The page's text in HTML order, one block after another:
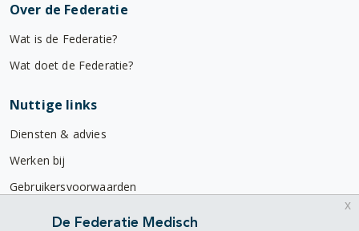
Over de Federatie
Wat is de Federatie?
Wat doet de Federatie?
Nuttige links
Diensten & advies
Werken bij
Gebruikersvoorwaarden
Privacyverklaring
De Federatie Medisch
x